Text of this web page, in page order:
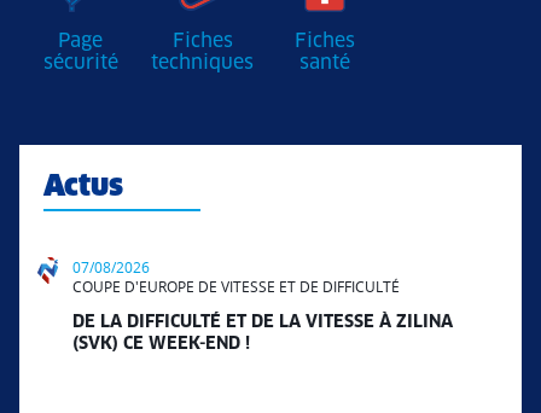
Page
sécurité
Fiches
techniques
Fiches
santé
Actus
07/08/2026
COUPE D'EUROPE DE VITESSE ET DE DIFFICULTÉ
DE LA DIFFICULTÉ ET DE LA VITESSE À ZILINA
(SVK) CE WEEK-END !